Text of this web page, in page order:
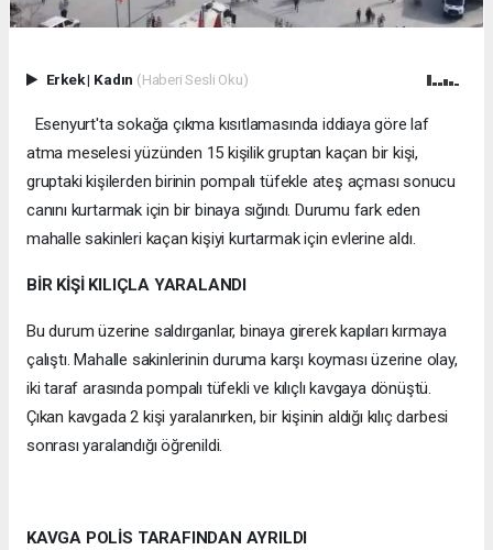
Erkek| Kadın (Haberi Sesli Oku)
Esenyurt'ta sokağa çıkma kısıtlamasında iddiaya göre laf
atma meselesi yüzünden 15 kişilik gruptan kaçan bir kişi,
gruptaki kişilerden birinin pompalı tüfekle ateş açması sonucu
canını kurtarmak için bir binaya sığındı. Durumu fark eden
mahalle sakinleri kaçan kişiyi kurtarmak için evlerine aldı.
BİR KİŞİ KILIÇLA YARALANDI
Bu durum üzerine saldırganlar, binaya girerek kapıları kırmaya
çalıştı. Mahalle sakinlerinin duruma karşı koyması üzerine olay,
iki taraf arasında pompalı tüfekli ve kılıçlı kavgaya dönüştü.
Çıkan kavgada 2 kişi yaralanırken, bir kişinin aldığı kılıç darbesi
sonrası yaralandığı öğrenildi.
KAVGA POLİS TARAFINDAN AYRILDI